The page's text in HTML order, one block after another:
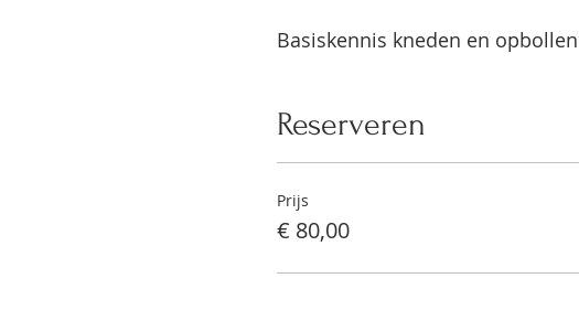
Basiskennis kneden en
Reserveren
Prijs
€ 80,00